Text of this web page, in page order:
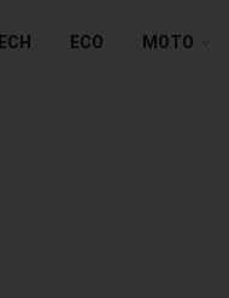
ECO MOTO